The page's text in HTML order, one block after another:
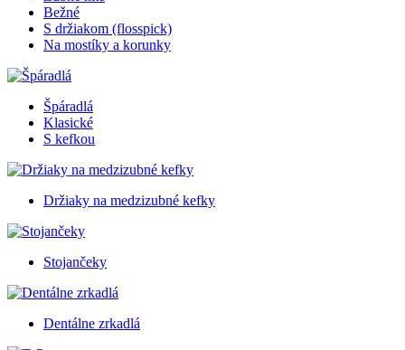
Bežné
S držiakom (flosspick)
Na mostíky a korunky
Špáradlá
Klasické
S kefkou
Držiaky na medzizubné kefky
Stojančeky
Dentálne zrkadlá